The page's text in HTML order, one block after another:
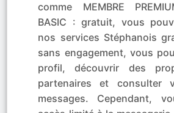
comme MEMBRE
BASIC : gratuit, vous
nos services Stéphanois
sans engagement, vous
profil, découvrir des
partenaires et consulter
messages. Cependant,